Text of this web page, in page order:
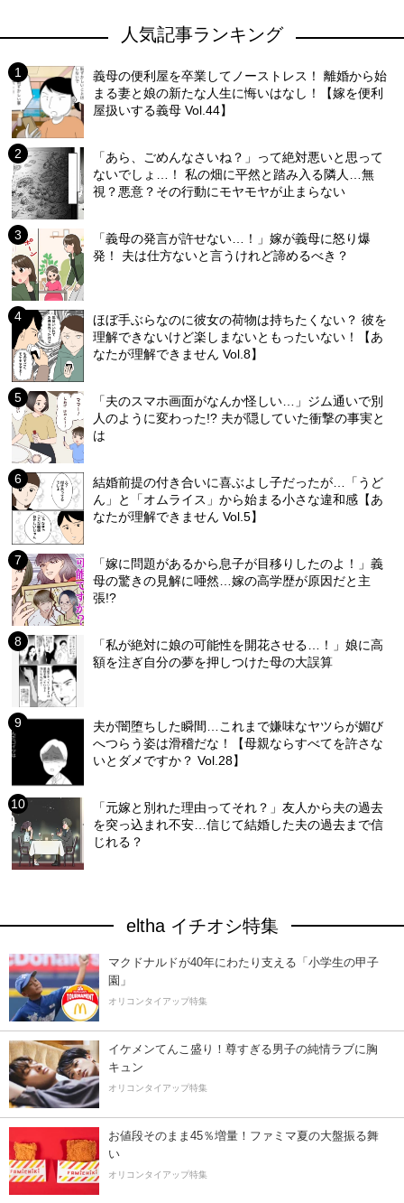
人気記事ランキング
義母の便利屋を卒業してノーストレス！ 離婚から始
まる妻と娘の新たな人生に悔いはなし！【嫁を便利
屋扱いする義母 Vol.44】
「あら、ごめんなさいね？」って絶対悪いと思って
ないでしょ…！ 私の畑に平然と踏み入る隣人…無
視？悪意？その行動にモヤモヤが止まらない
「義母の発言が許せない…！」嫁が義母に怒り爆
発！ 夫は仕方ないと言うけれど諦めるべき？
ほぼ手ぶらなのに彼女の荷物は持ちたくない？ 彼を
理解できないけど楽しまないともったいない！【あ
なたが理解できません Vol.8】
「夫のスマホ画面がなんか怪しい…」ジム通いで別
人のように変わった!? 夫が隠していた衝撃の事実と
は
結婚前提の付き合いに喜ぶよし子だったが…「うど
ん」と「オムライス」から始まる小さな違和感【あ
なたが理解できません Vol.5】
「嫁に問題があるから息子が目移りしたのよ！」義
母の驚きの見解に唖然…嫁の高学歴が原因だと主
張!?
「私が絶対に娘の可能性を開花させる…！」娘に高
額を注ぎ自分の夢を押しつけた母の大誤算
夫が闇堕ちした瞬間…これまで嫌味なヤツらが媚び
へつらう姿は滑稽だな！【母親ならすべてを許さな
いとダメですか？ Vol.28】
「元嫁と別れた理由ってそれ？」友人から夫の過去
を突っ込まれ不安…信じて結婚した夫の過去まで信
じれる？
eltha イチオシ特集
マクドナルドが40年にわたり支える「小学生の甲子
園」
オリコンタイアップ特集
イケメンてんこ盛り！尊すぎる男子の純情ラブに胸
キュン
オリコンタイアップ特集
お値段そのまま45％増量！ファミマ夏の大盤振る舞
い
オリコンタイアップ特集